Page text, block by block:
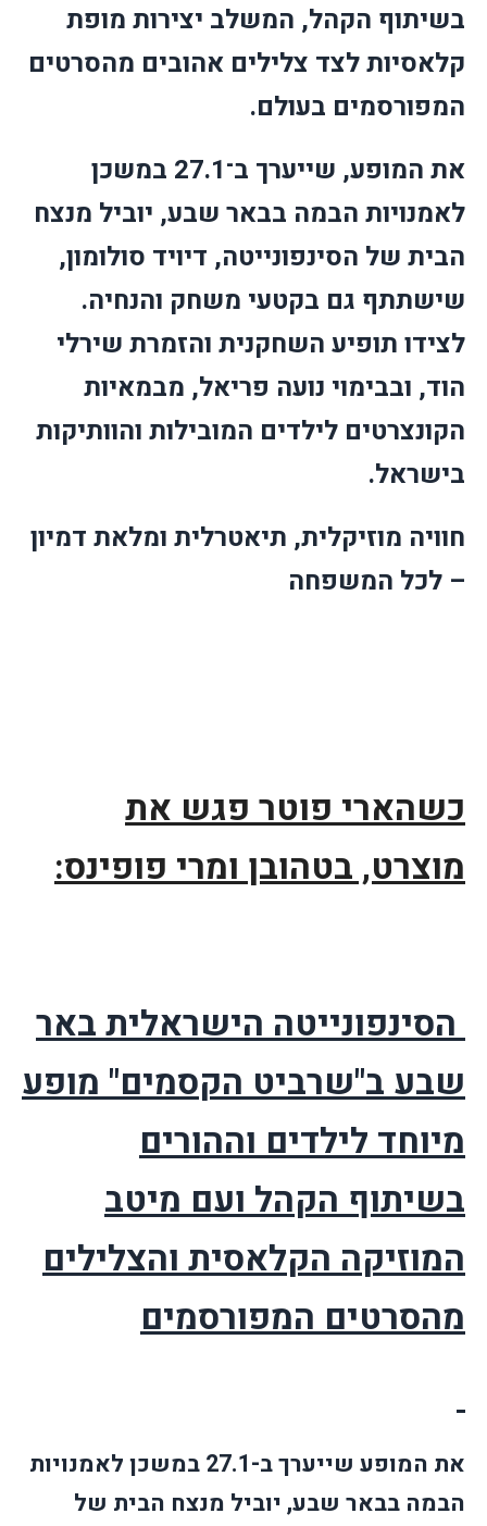
בשיתוף הקהל, המשלב יצירות מופת
קלאסיות לצד צלילים אהובים מהסרטים
המפורסמים בעולם.
את המופע, שייערך ב־
27.1 במשכן
לאמנויות הבמה בבאר שבע, יוביל מנצח
הבית של הסינפונייטה, דיויד סולומון,
שישתתף גם בקטעי משחק והנחיה.
לצידו תופיע השחקנית והזמרת שירלי
הוד, ובבימוי נועה פריאל, מבמאיות
הקונצרטים לילדים המובילות והוותיקות
בישראל.
חוויה מוזיקלית, תיאטרלית ומלאת דמיון
– לכל המשפחה
כשהארי פוטר פגש את
מוצרט, בטהובן ומרי פופינס:
הסינפונייטה הישראלית באר
שבע ב"שרביט הקסמים" מופע
מיוחד לילדים וההורים
בשיתוף הקהל ועם מיטב
המוזיקה הקלאסית והצלילים
מהסרטים המפורסמים
את המופע שייערך ב-27.1 במשכן לאמנויות
הבמה בבאר שבע, יוביל מנצח הבית של